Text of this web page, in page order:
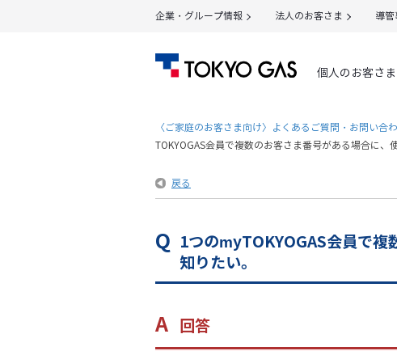
企業・グループ情報 法人のお客さま 導
個人のお客さま
〈ご家庭のお客さま向け〉よくあるご質問・お問い合
TOKYOGAS会員で複数のお客さま番号がある場合に、
戻る
1つのmyTOKYOGAS会員で
知りたい。
回答